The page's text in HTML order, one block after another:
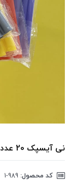
نی آیسپک 20 عددی
کد محصول: